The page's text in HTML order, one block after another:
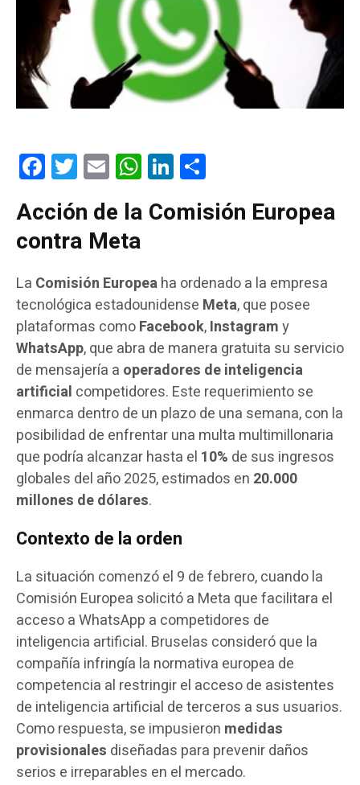
FacebookTwitterEmail WhatsAppLinkedIn
Acción de la Comisión Europea
contra Meta
La Comisión Europeaha ordenado a la empresa
tecnológica estadounidense Meta, que posee
plataformas comoFacebook,Instagramy
WhatsApp, que abra de manera gratuita su servicio
de mensajería a operadores de inteligencia
artificial competidores. Este requerimiento se
enmarca dentro de un plazo de una semana, con la
posibilidad de enfrentar una multa multimillonaria
que podría alcanzar hasta el 10% de sus ingresos
globales del año 2025, estimados en 20.000
millones de dólares.
Contexto de la orden
La situación comenzó el 9 de febrero, cuando la
Comisión Europea solicitó a Meta que facilitara el
acceso a WhatsApp a competidores de
inteligencia artificial. Bruselas consideró que la
compañía infringía la normativa europea de
competencia al restringir el acceso de asistentes
de inteligencia artificial de terceros a sus usuarios.
Como respuesta, se impusieron medidas
provisionales diseñadas para prevenir daños
serios e irreparables en el mercado.